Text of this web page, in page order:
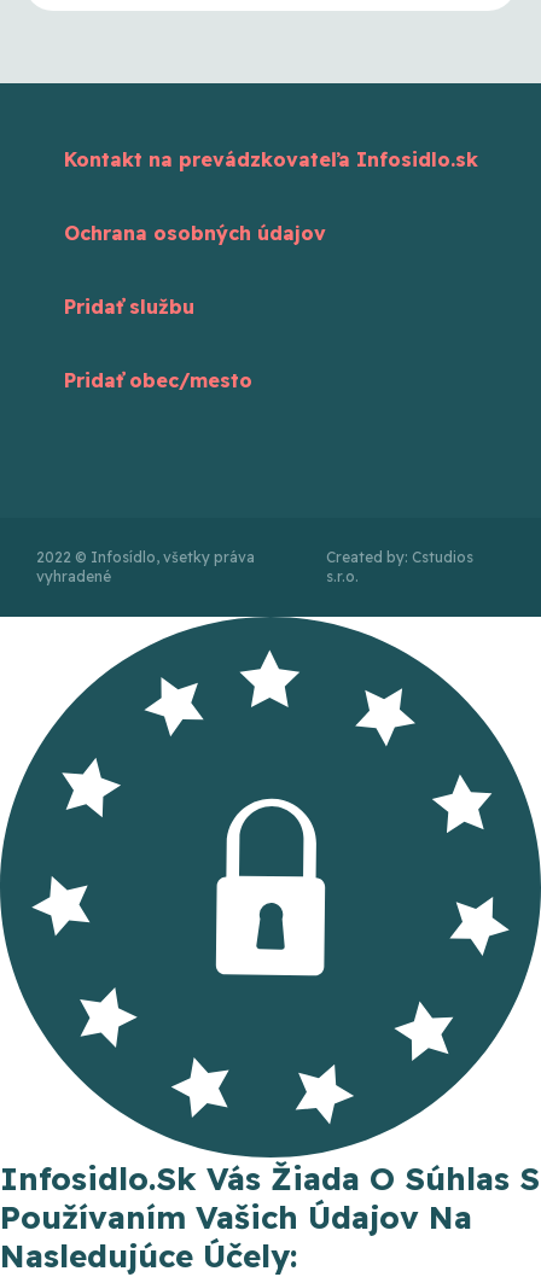
Kontakt na prevádzkovateľa Infosidlo.sk
Ochrana osobných údajov
Pridať službu
Pridať obec/mesto
2022 © Infosídlo, všetky práva
vyhradené
Created by: Cstudios
s.r.o.
Infosidlo.sk Vás Žiada O Súhlas S
Používaním Vašich Údajov Na
Nasledujúce Účely: